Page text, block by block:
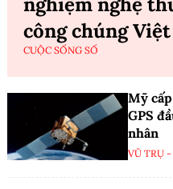
công chúng
CUỘC SỐNG SỐ
Mỹ
GPS
nhân
VŨ TRỤ